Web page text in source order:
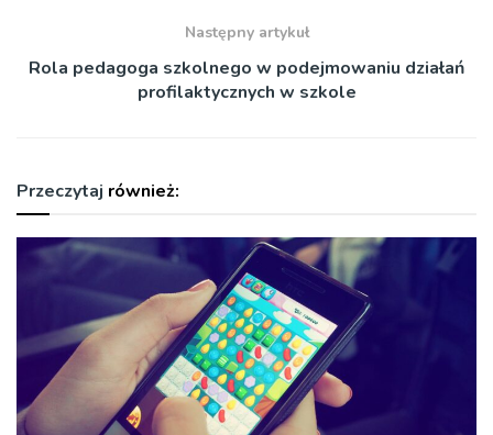
Następny artykuł
Rola pedagoga szkolnego w podejmowaniu działań
profilaktycznych w szkole
Przeczytaj również: